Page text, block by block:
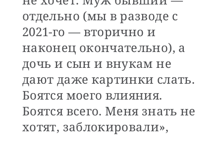
отдельно (мы в разводе с
2021-го — вторично и
наконец окончательно), а
дочь и сын и внукам не
дают даже картинки слать.
Боятся моего влияния.
Боятся всего. Меня знать не
хотят, заблокировали»,